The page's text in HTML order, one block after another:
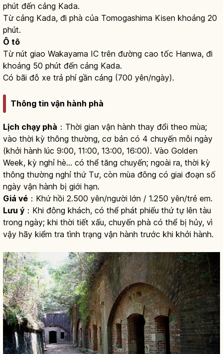
phút đến cảng Kada.
Từ cảng Kada, đi phà của Tomogashima Kisen khoảng 20
phút.
Ô tô
Từ nút giao Wakayama IC trên đường cao tốc Hanwa, đi
khoảng 50 phút đến cảng Kada.
Có bãi đỗ xe trả phí gần cảng (700 yên/ngày).
Thông tin vận hành phà
Lịch chạy phà ：Thời gian vận hành thay đổi theo mùa;
vào thời kỳ thông thường, cơ bản có 4 chuyến mỗi ngày
(khởi hành lúc 9:00, 11:00, 13:00, 16:00). Vào Golden
Week, kỳ nghỉ hè... có thể tăng chuyến; ngoài ra, thời kỳ
thông thường nghỉ thứ Tư, còn mùa đông có giai đoạn số
ngày vận hành bị giới hạn.
Giá vé ：Khứ hồi 2.500 yên/người lớn / 1.250 yên/trẻ em.
Lưu ý ：Khi đông khách, có thể phát phiếu thứ tự lên tàu
trong ngày; khi thời tiết xấu, chuyến phà có thể bị hủy, vì
vậy hãy kiểm tra tình trạng vận hành trước khi khởi hành.